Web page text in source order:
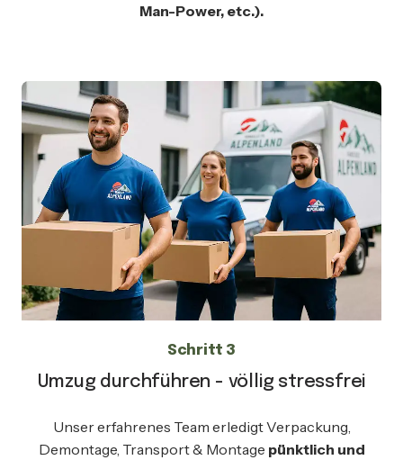
Man-Power, etc.).
Schritt 3
Umzug durchführen - völlig stressfrei
Unser erfahrenes Team erledigt Verpackung,
Demontage, Transport & Montage pünktlich und